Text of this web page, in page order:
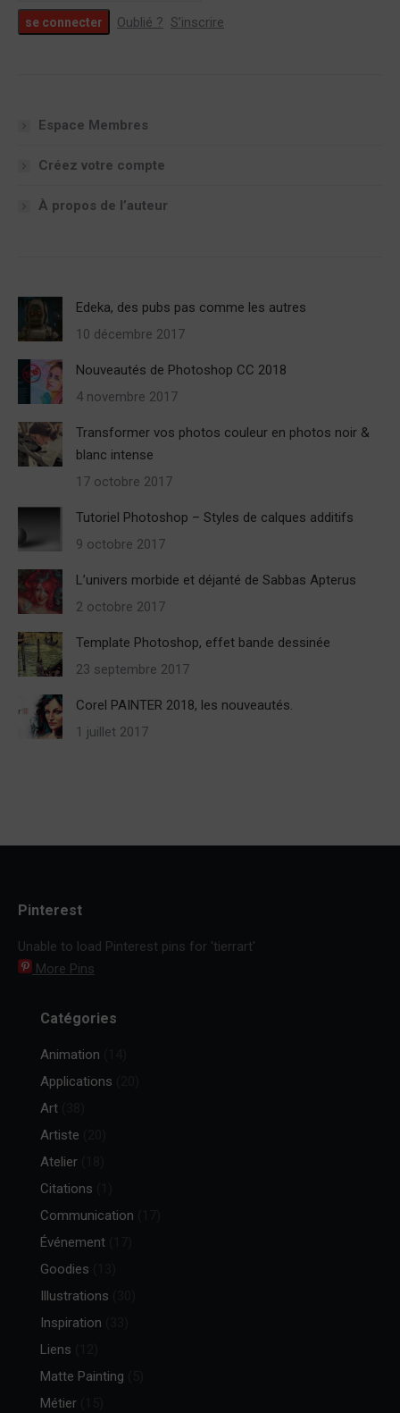
Oublié ? S’inscrire
Espace Membres
Créez votre compte
À propos de l’auteur
Edeka, des pubs pas comme les autres
10 décembre 2017
Nouveautés de Photoshop CC 2018
4 novembre 2017
Transformer vos photos couleur en photos noir &
blanc intense
17 octobre 2017
Tutoriel Photoshop – Styles de calques additifs
9 octobre 2017
L’univers morbide et déjanté de Sabbas Apterus
2 octobre 2017
Template Photoshop, effet bande dessinée
23 septembre 2017
Corel PAINTER 2018, les nouveautés.
1 juillet 2017
Pinterest
Unable to load Pinterest pins for 'tierrart'
More Pins
Catégories
Animation
Applications
Art
Artiste
Atelier
Citations
Communication
Événement
Goodies
Illustrations
Inspiration
Liens
Matte Painting
Métier